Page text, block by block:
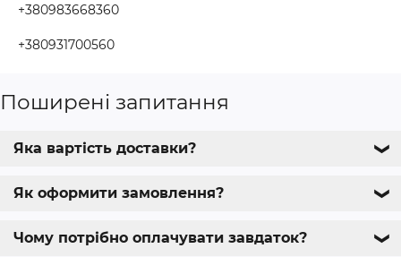
+380983668360
+380931700560
Поширені запитання
Яка вартість доставки? ❯
Як оформити замовлення? ❯
Чому потрібно оплачувати завдаток? ❯